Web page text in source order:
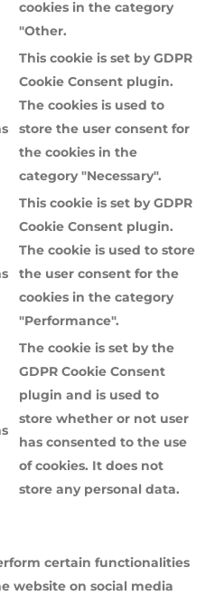
cookies in the category
"Other.
This cookie is set by GDPR
Cookie Consent plugin.
The cookies is used to
store the user consent for
the cookies in the
category "Necessary".
This cookie is set by GDPR
Cookie Consent plugin.
The cookie is used to store
the user consent for the
cookies in the category
"Performance".
The cookie is set by the
GDPR Cookie Consent
plugin and is used to
store whether or not user
has consented to the use
of cookies. It does not
store any personal data.
certain functionalities
website on social media